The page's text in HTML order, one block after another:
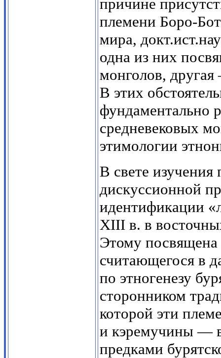
причине
племени Боро-
мира,
одна из них
монголов,
В этих
фундаментально
средневековых
этимологии
В свете изучения
дискуссионной
идентификации
XIII в. в
Этому посвящена
считающегося в
по этногенезу
сторонником
которой эти
и кэремучины —
предками